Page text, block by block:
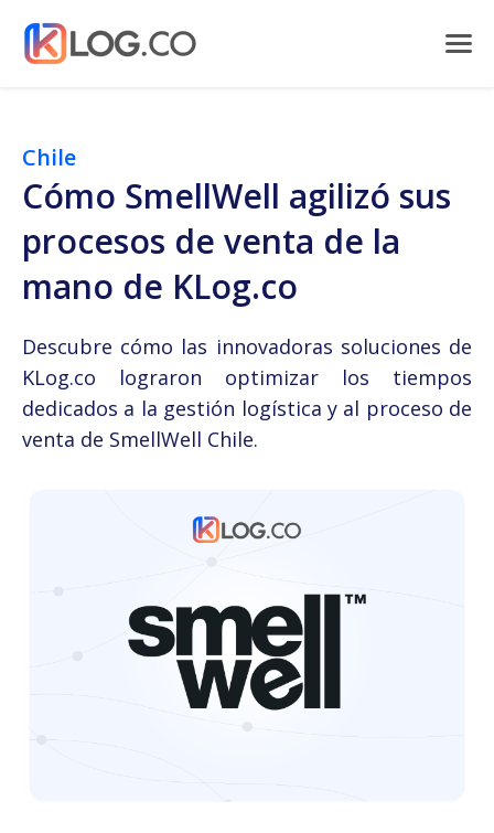
Chile
Cómo SmellWell agilizó sus
procesos de venta de la
mano de KLog.co
Descubre cómo las innovadoras soluciones de
KLog.co lograron optimizar los tiempos
dedicados a la gestión logística y al proceso de
venta de SmellWell Chile.